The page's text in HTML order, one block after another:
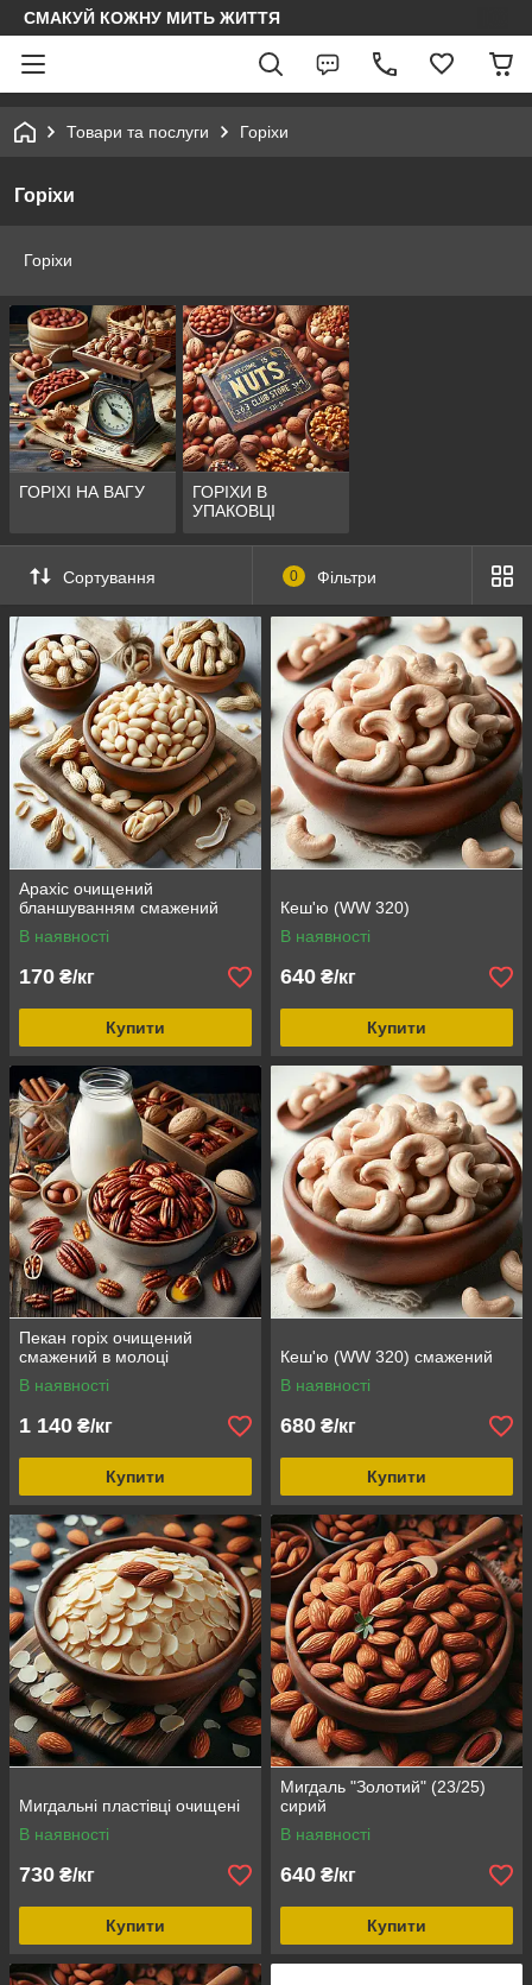
СМАКУЙ КОЖНУ МИТЬ ЖИТТЯ
Товари та послуги Горіхи
Горіхи
Горіхи
ГОРІХІ НА ВАГУ
ГОРІХИ В
УПАКОВЦІ
Сортування 0 Фільтри
Арахіс очищений
бланшуванням смажений
В наявності
170 ₴/кг
Купити
Кеш'ю (WW 320)
В наявності
640 ₴/кг
Купити
Пекан горіх очищений
смажений в молоці
В наявності
1 140 ₴/кг
Купити
Кеш'ю (WW 320) смажений
В наявності
680 ₴/кг
Купити
Мигдальні пластівці очищені
В наявності
730 ₴/кг
Купити
Мигдаль "Золотий" (23/25)
сирий
В наявності
640 ₴/кг
Купити